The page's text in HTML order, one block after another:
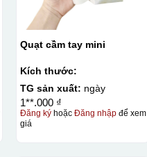
Quạt cầm tay mini
Kích thước:
TG sản xuất: ngày
1**.000 ₫
Đăng ký hoặcĐăng nhập để xem
giá